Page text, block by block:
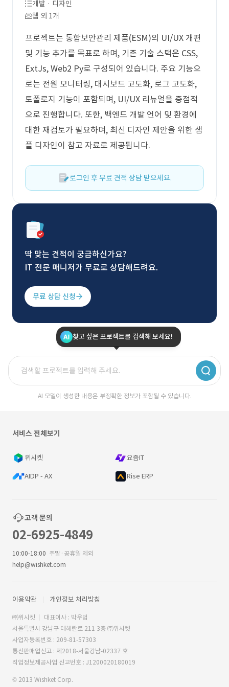
개발 · 디자인
웹 외 1개
프로젝트는 통합보안관리 제품(ESM)의 UI/UX 개편
및 기능 추가를 목표로 하며, 기존 기술 스택은 CSS,
ExtJs, Web2 Py로 구성되어 있습니다. 주요 기능으
로는 전원 모니터링, 대시보드 고도화, 로그 고도화,
토폴로지 기능이 포함되며, UI/UX 리뉴얼을 중점적
으로 진행합니다. 또한, 백엔드 개발 언어 및 환경에
대한 재검토가 필요하며, 최신 디자인 제안을 위한 샘
플 디자인이 참고 자료로 제공됩니다.
로그인 후 무료 견적 상담 받으세요.
딱 맞는 견적이 궁금하신가요?
IT 전문 매니저가 무료로 상담해드려요.
무료 상담 신청
찾고 싶은 프로젝트를 검색해 보세요!
AI 모델이 생성한 내용은 부정확한 정보가 포함될 수 있습니다.
서비스 전체보기
위시켓 요즘IT
AIDP - AX Rise ERP
고객 문의
02-6925-4849
10:00-18:00 주말·공휴일 제외
help@wishket.com
이용약관 개인정보 처리방침
㈜위시켓
대표이사 : 박우범
서울특별시 강남구 테헤란로 211 3층 ㈜위시켓
사업자등록번호 : 209-81-57303
통신판매업신고 : 제2018-서울강남-02337 호
직업정보제공사업 신고번호 : J1200020180019
© 2013 Wishket Corp.